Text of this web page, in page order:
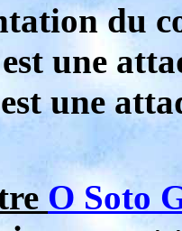
du
une
une
O Soto